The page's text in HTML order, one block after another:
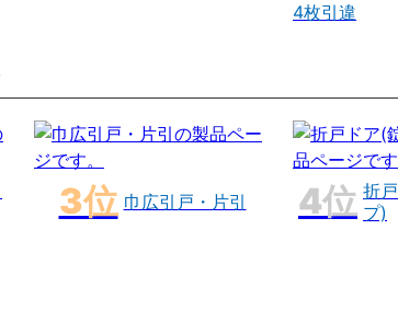
4枚引違
巾広引戸・片引
折
プ)